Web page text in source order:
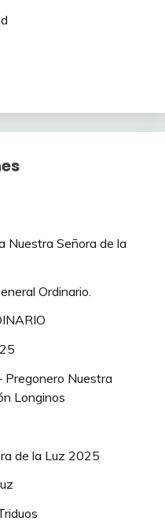
Nuestra Señora de la
Ordinario.
Pregonero Nuestra
Longinos
de la Luz 2025